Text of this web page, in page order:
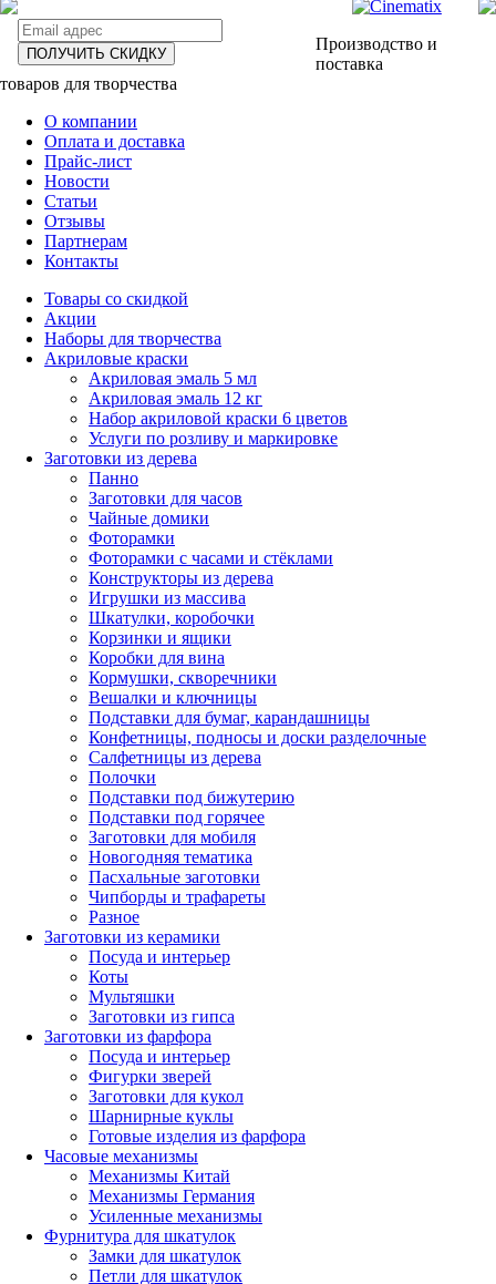
ПОЛУЧИТЬ СКИДКУ
Производство и
поставка
товаров для творчества
О компании
Оплата и доставка
Прайс-лист
Новости
Статьи
Отзывы
Партнерам
Контакты
Товары со скидкой
Акции
Наборы для творчества
Акриловые краски
Акриловая эмаль 5 мл
Акриловая эмаль 12 кг
Набор акриловой краски 6 цветов
Услуги по розливу и маркировке
Заготовки из дерева
Панно
Заготовки для часов
Чайные домики
Фоторамки
Фоторамки с часами и стёклами
Конструкторы из дерева
Игрушки из массива
Шкатулки, коробочки
Корзинки и ящики
Коробки для вина
Кормушки, скворечники
Вешалки и ключницы
Подставки для бумаг, карандашницы
Конфетницы, подносы и доски разделочные
Салфетницы из дерева
Полочки
Подставки под бижутерию
Подставки под горячее
Заготовки для мобиля
Новогодняя тематика
Пасхальные заготовки
Чипборды и трафареты
Разное
Заготовки из керамики
Посуда и интерьер
Коты
Мультяшки
Заготовки из гипса
Заготовки из фарфора
Посуда и интерьер
Фигурки зверей
Заготовки для кукол
Шарнирные куклы
Готовые изделия из фарфора
Часовые механизмы
Механизмы Китай
Механизмы Германия
Усиленные механизмы
Фурнитура для шкатулок
Замки для шкатулок
Петли для шкатулок